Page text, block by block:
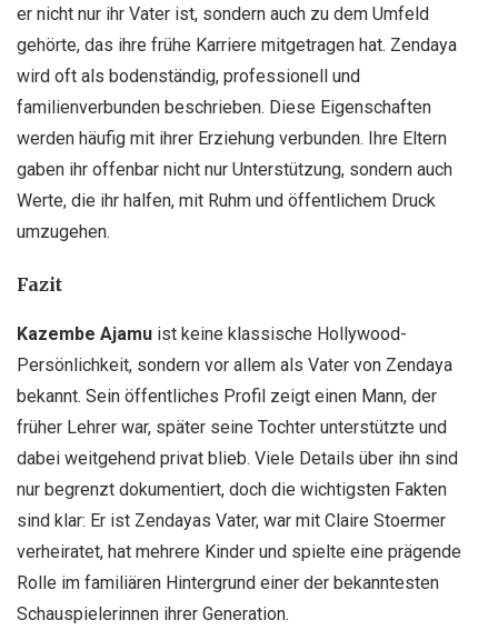
er nicht nur ihr Vater ist, sondern auch zu dem Umfeld
gehörte, das ihre frühe Karriere mitgetragen hat. Zendaya
wird oft als bodenständig, professionell und
familienverbunden beschrieben. Diese Eigenschaften
werden häufig mit ihrer Erziehung verbunden. Ihre Eltern
gaben ihr offenbar nicht nur Unterstützung, sondern auch
Werte, die ihr halfen, mit Ruhm und öffentlichem Druck
umzugehen.
Fazit
Kazembe Ajamu ist keine klassische Hollywood-
Persönlichkeit, sondern vor allem als Vater von Zendaya
bekannt. Sein öffentliches Profil zeigt einen Mann, der
früher Lehrer war, später seine Tochter unterstützte und
dabei weitgehend privat blieb. Viele Details über ihn sind
nur begrenzt dokumentiert, doch die wichtigsten Fakten
sind klar: Er ist Zendayas Vater, war mit Claire Stoermer
verheiratet, hat mehrere Kinder und spielte eine prägende
Rolle im familiären Hintergrund einer der bekanntesten
Schauspielerinnen ihrer Generation.